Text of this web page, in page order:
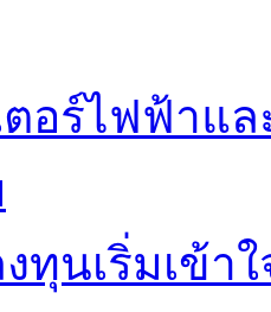
ตอร์ไฟฟ้าแ
ทุนเริ่มเข้า